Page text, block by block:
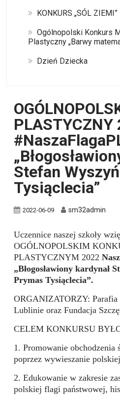
KONKURS „SÓL ZIEMI”
Ogólnopolski Konkurs
Plastyczny „Barwy
Dzień Dziecka
PLASTYCZNY
Stefan
Tysiąclecia”
2022-06-09 sm32admin
Uczennice naszej szkoły
OGÓLNOPOLSKIM
PLASTYCZNYM 2022
„Błogosławiony kardynał
Prymas Tysiąclecia”.
ORGANIZATORZY: Parafia
Lublinie oraz Fundacja
CELEM KONKURSU
1. Promowanie obchodzenia
poprzez wywieszanie
2. Edukowanie w zakresie
polskiej flagi państwowej,